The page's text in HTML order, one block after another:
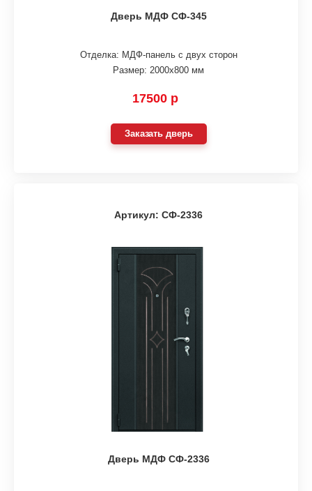
Дверь МДФ СФ-345
Отделка: МДФ-панель с двух сторон
Размер: 2000х800 мм
17500 р
Заказать дверь
Артикул: СФ-2336
Дверь МДФ СФ-2336